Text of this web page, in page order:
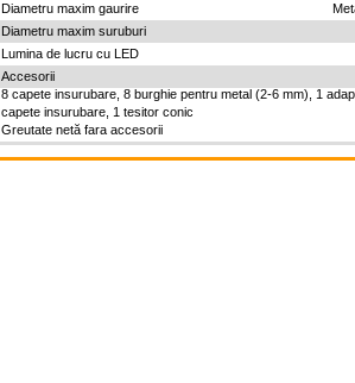
Diametru maxim gaurire
Diametru maxim suruburi
Lumina de lucru cu LED
Accesorii
8 capete insurubare, 8 burghie pentru metal (2-6 mm), 1
capete insurubare, 1 tesitor conic
Greutate netă fara accesorii